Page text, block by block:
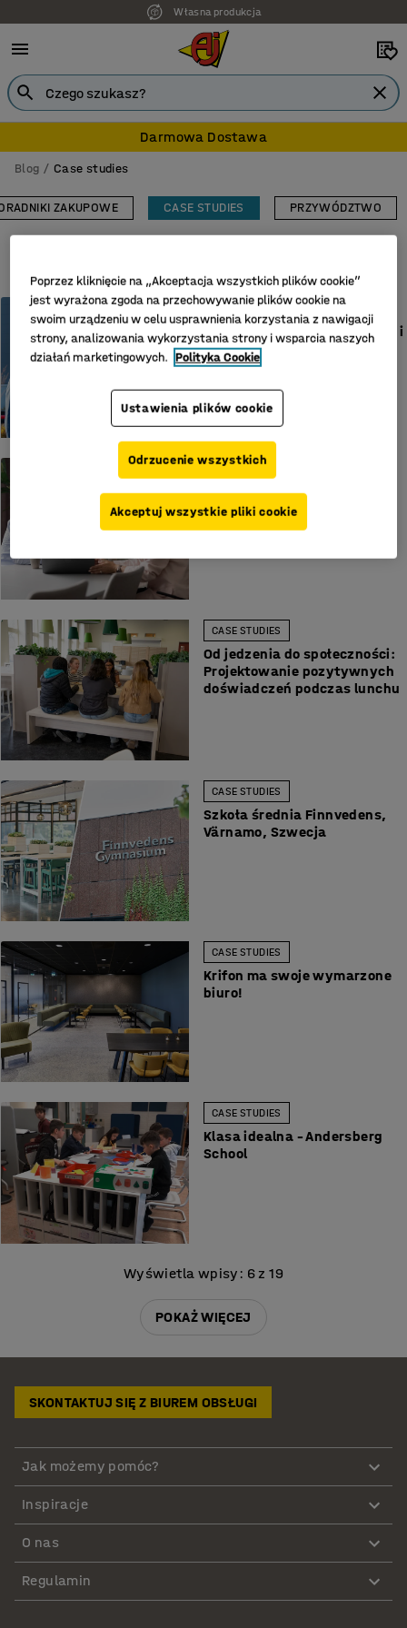
Własna produkcja
Darmowa Dostawa
Blog Case studies
ZAKUPOWE CASE STUDIES PRZYWÓDZTWO
CASE STUDIES
Boozt inwestuje w ergonomię i
szczęście w pracy
CASE STUDIES
Nowe przestrzenie Rejmes
relaksują i budują relacje
CASE STUDIES
Od jedzenia do społeczności:
Projektowanie pozytywnych
doświadczeń podczas lunchu
CASE STUDIES
Szkoła średnia Finnvedens,
Värnamo, Szwecja
CASE STUDIES
Krifon ma swoje wymarzone
biuro!
CASE STUDIES
Klasa idealna – Andersberg
School
Wyświetla wpisy: 6 z 19
POKAŻ WIĘCEJ
SKONTAKTUJ SIĘ Z BIUREM OBSŁUGI
Jak możemy pomóc?
Inspiracje
O nas
Regulamin
Poprzez kliknięcie na „Akceptacja wszystkich plików cookie”
jest wyrażona zgoda na przechowywanie plików cookie na
swoim urządzeniu w celu usprawnienia korzystania z nawigacji
strony, analizowania wykorzystania strony i wsparcia naszych
działań marketingowych. Polityka Cookie
Ustawienia plików cookie
Odrzucenie wszystkich
Akceptuj wszystkie pliki cookie